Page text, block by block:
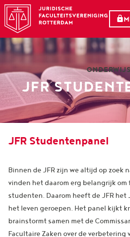
JFR
JFR Studentenpanel
Binnen de JFR zijn we altijd op zoek
vinden het daarom erg belangrijk
studenten. Daarom heeft de JFR het
het leven geroepen. Het panel kijkt
brainstormt samen met de
Facultaire Zaken over de verbetering